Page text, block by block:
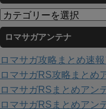
イ
ブ
カ
テ
ゴ
リ
ー
ロマサガアンテナ
ロマサガ攻略まとめ速
ロマサガRS攻略まとめ
ロマサガRSまとめアン
ロマサガRSまとめアン